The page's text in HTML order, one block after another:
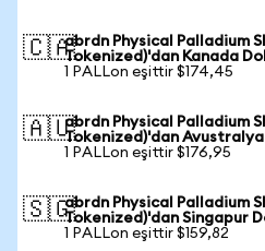
🇨🇦abrdn Physical Palladium
Tokenized)'dan Kanada
1 PALLon eşittir $174,45
🇦🇺abrdn Physical Palladium
Tokenized)'dan Avustralya
1 PALLon eşittir $176,95
🇸🇬abrdn Physical Palladium
Tokenized)'dan Singapur
1 PALLon eşittir $159,82